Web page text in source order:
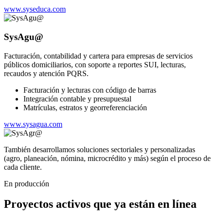
www.syseduca.com
SysAgu@
Facturación, contabilidad y cartera para empresas de servicios
públicos domiciliarios, con soporte a reportes SUI, lecturas,
recaudos y atención PQRS.
Facturación y lecturas con código de barras
Integración contable y presupuestal
Matrículas, estratos y georreferenciación
www.sysagua.com
También desarrollamos soluciones sectoriales y personalizadas
(agro, planeación, nómina, microcrédito y más) según el proceso de
cada cliente.
En producción
Proyectos activos que ya están en línea